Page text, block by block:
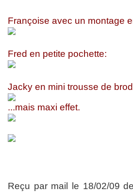
Françoise avec un montage
Fred en petite pochette:
Jacky en mini trousse de
...mais maxi effet.
Reçu par mail le 18/02/09